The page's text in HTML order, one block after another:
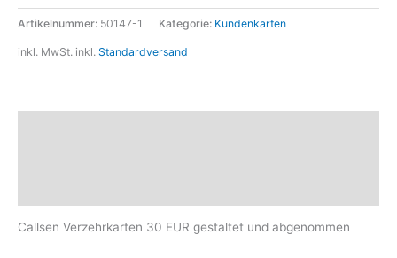
Artikelnummer: 50147-1 Kategorie: Kundenkarten
inkl. MwSt. inkl. Standardversand
Callsen Verzehrkarten 30 EUR gestaltet und abgenommen